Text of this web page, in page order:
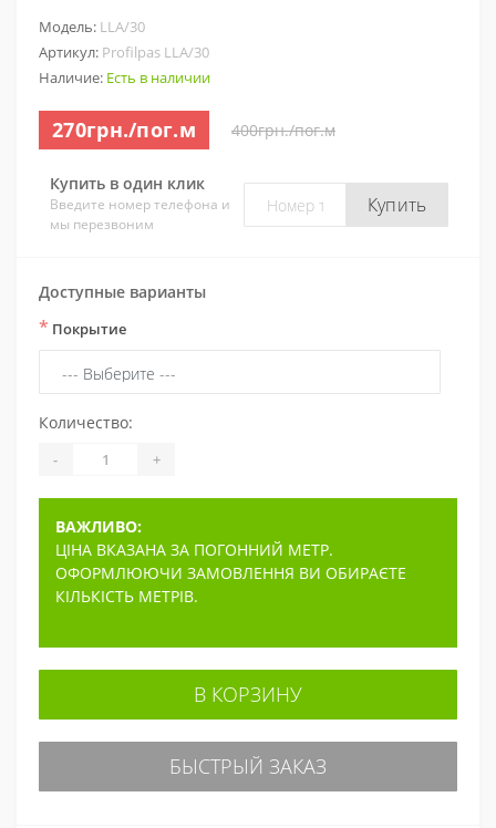
Модель: LLA/30
Артикул: Profilpas LLA/30
Наличие: Есть в наличии
270грн./пог.м 400грн./пог.м
Купить в один клик
Введите номер телефона и
мы перезвоним
Купить
Доступные варианты
* Покрытие
Количество:
- +
ВАЖЛИВО:
ЦІНА ВКАЗАНА ЗА ПОГОННИЙ МЕТР.
ОФОРМЛЮЮЧИ ЗАМОВЛЕННЯ ВИ ОБИРАЄТЕ
КІЛЬКІСТЬ МЕТРІВ.
В КОРЗИНУ
БЫСТРЫЙ ЗАКАЗ